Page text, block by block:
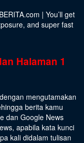
| You’ll get
and super fast
Halaman 1
mengutamakan
berita kamu
dan Google News
apabila kata kunci
kali didalam tulisan